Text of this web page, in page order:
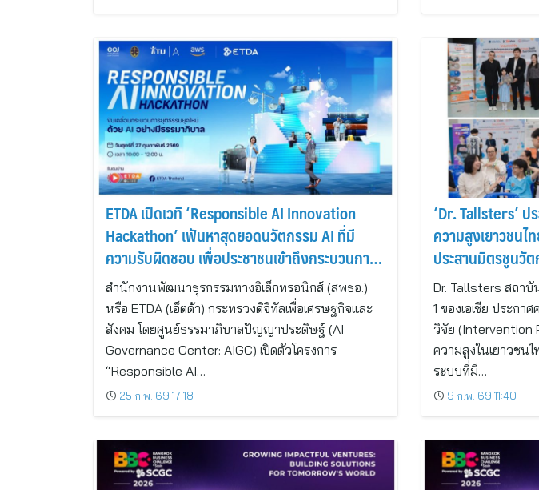
ETDA เปิดเวที ‘Responsible AI Innovation
Hackathon’ เฟ้นหาสุดยอดนวัตกรรม AI ที่มี
ความรับผิดชอบ เพื่อประชาชนเข้าถึงกระบวนการ
ยุติธรรมที่น่าเชื่อถือ
สำนักงานพัฒนาธุรกรรมทางอิเล็กทรอนิกส์ (สพธอ.)
หรือ ETDA (เอ็ตด้า) กระทรวงดิจิทัลเพื่อเศรษฐกิจและ
สังคม โดยศูนย์ธรรมาภิบาลปัญญาประดิษฐ์ (AI
Governance Center: AIGC) เปิดตัวโครงการ
“Responsible AI…
25 ก.พ. 69 17:18
‘Dr. Tallsters’ ป
ความสูงเยาวชน
ประสานมิตรชูนวั
Dr. Tallsters สถา
1 ของเอเชีย ประกา
วิจัย (Intervention
ความสูงในเยาวชน
ระบบที่มี…
9 ก.พ. 69 11:40